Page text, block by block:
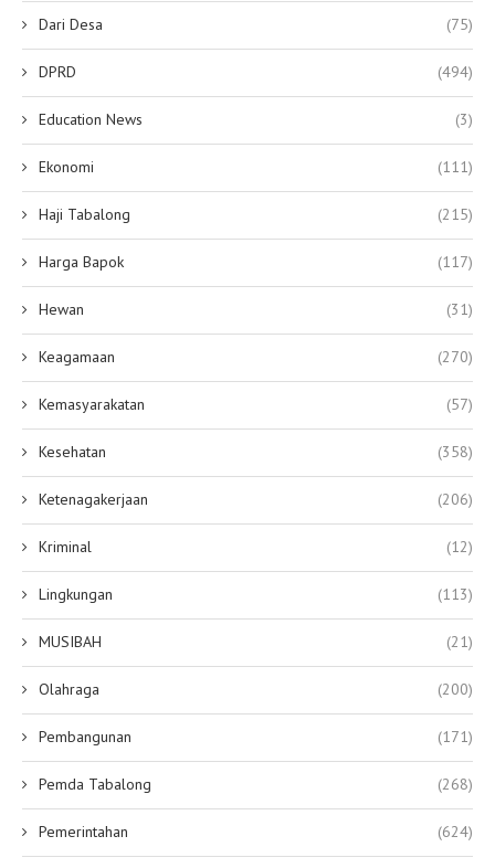
Dari Desa (75)
DPRD (494)
Education News (3)
Ekonomi (111)
Haji Tabalong (215)
Harga Bapok (117)
Hewan (31)
Keagamaan (270)
Kemasyarakatan (57)
Kesehatan (358)
Ketenagakerjaan (206)
Kriminal (12)
Lingkungan (113)
MUSIBAH (21)
Olahraga (200)
Pembangunan (171)
Pemda Tabalong (268)
Pemerintahan (624)